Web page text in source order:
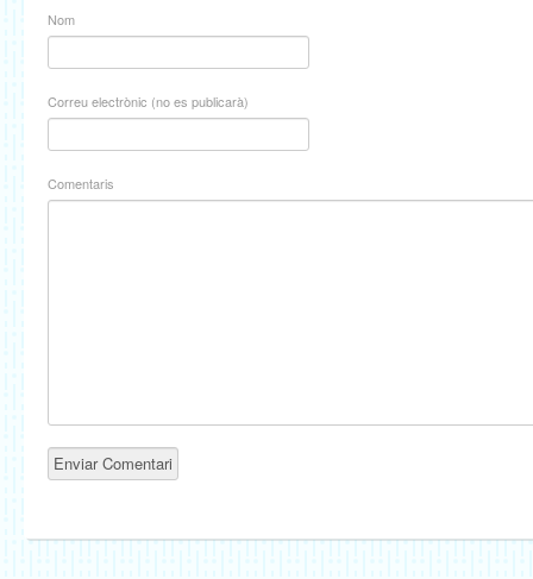
Nom
Correu electrònic (no es publicarà)
Comentaris